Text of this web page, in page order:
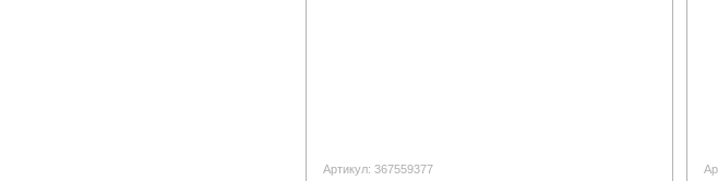
Артикул: 367559377